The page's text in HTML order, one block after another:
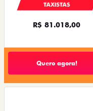
TAXISTAS
R$ 81.018,00
Quero agora!